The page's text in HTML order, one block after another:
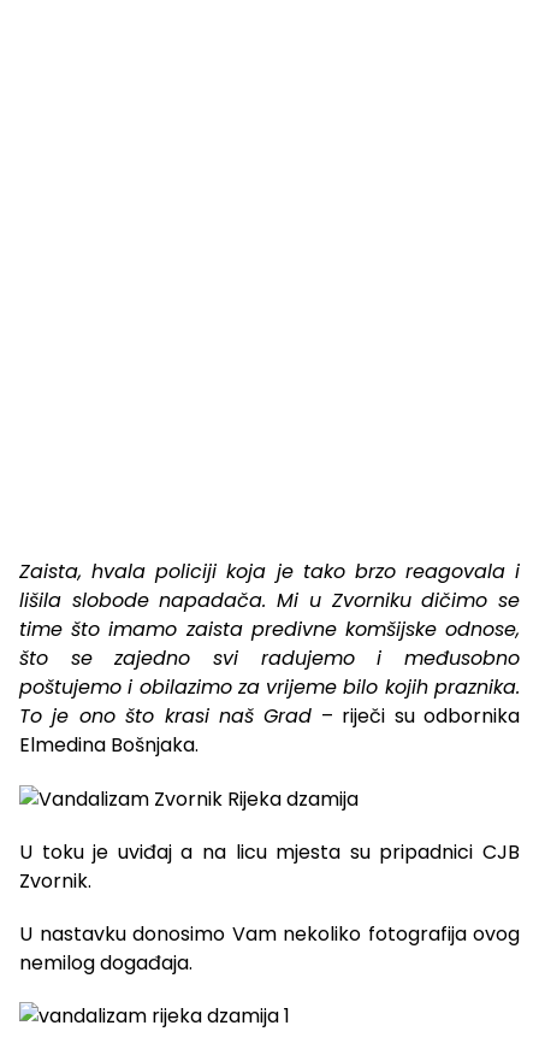
Zaista, hvala policiji koja je tako brzo reagovala i
lišila slobode napadača. Mi u Zvorniku dičimo se
time što imamo zaista predivne komšijske odnose,
što se zajedno svi radujemo i međusobno
poštujemo i obilazimo za vrijeme bilo kojih praznika.
To je ono što krasi naš Grad – riječi su odbornika
Elmedina Bošnjaka.
U toku je uviđaj a na licu mjesta su pripadnici CJB
Zvornik.
U nastavku donosimo Vam nekoliko fotografija ovog
nemilog događaja.